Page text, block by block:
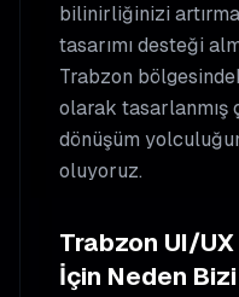
bilinirliğinizi
tasarımı desteği
Trabzon
olarak
dönüşüm
oluyoruz.
Trabzon UI/UX
İçin Neden